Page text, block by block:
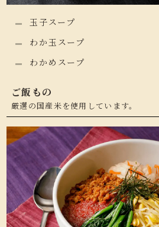
玉子スープ
わか玉スープ
わかめスープ
ご飯もの
厳選の国産米を使用しています。